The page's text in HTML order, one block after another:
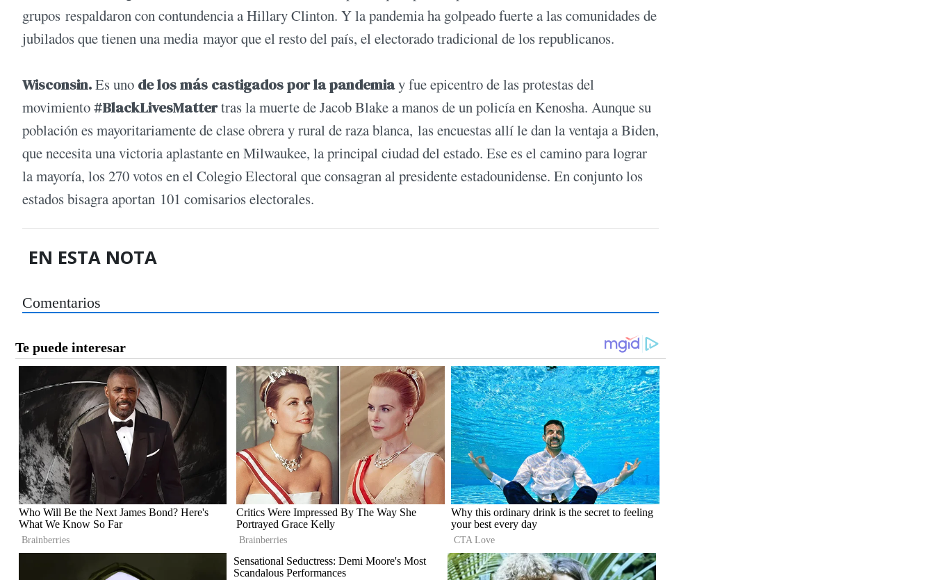
grupos respaldaron con contundencia a Hillary Clinton. Y la pandemia ha golpeado fuerte a las comunidades de
jubilados que tienen una media mayor que el resto del país, el electorado tradicional de los republicanos.
Wisconsin.Es uno de los más castigados por la pandemiay fue epicentro de las protestas del
movimiento#BlackLivesMattertras la muerte de Jacob Blake a manos de un policía en Kenosha. Aunque su
población es mayoritariamente de clase obrera y rural de raza blanca, las encuestas allí le dan la ventaja a Biden,
que necesita una victoria aplastante en Milwaukee, la principal ciudad del estado. Ese es el camino para lograr
la mayoría, los 270 votos en el Colegio Electoral que consagran al presidente estadounidense. En conjunto los
estados bisagra aportan 101 comisarios electorales.
EN ESTA NOTA
Comentarios